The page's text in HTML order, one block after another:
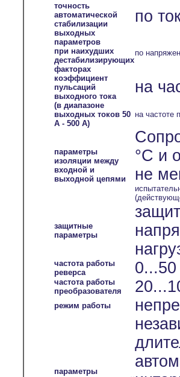
точность
автоматической
стабилизации
выходных
параметров
при наихудших
дестабилизирующих
факторах
по
по
коэффициент
пульсаций
выходного тока
(в диапазоне
выходных токов 50
А - 500 А)
на
на частоте
параметры
изоляции между
входной и
выходной цепями
°С и
не
защитные
параметры
частота работы
реверса
частота работы
преобразователя
режим работы
параметры